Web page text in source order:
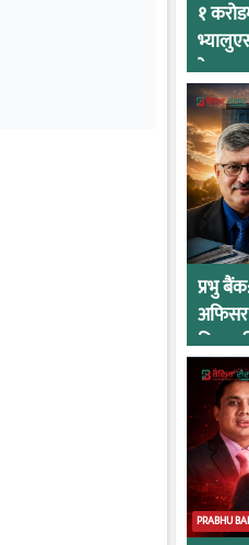
१
केसमा
प्रभु
अफिसर
PRABHU